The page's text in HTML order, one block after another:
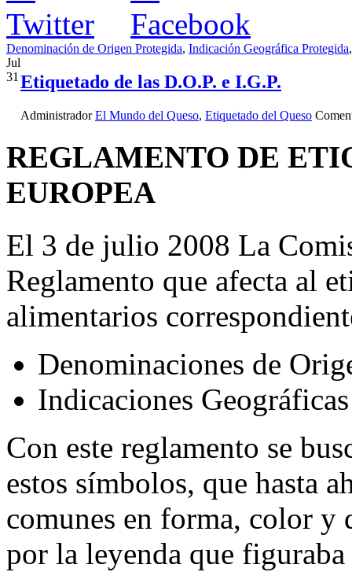
Denominación de Origen Protegida, Indicación Geográfica Protegida
Jul
31 Etiquetado de las D.O.P. e I.G.P.
Administrador El Mundo del Queso, Etiquetado del Queso
REGLAMENTO DE
EUROPEA
El 3 de julio 2008 La
Reglamento que afecta al
alimentarios
Denominaciones de
Indicaciones
Con este reglamento se
estos símbolos, que hasta
comunes en forma, color y
por la leyenda que